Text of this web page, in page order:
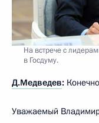
На встрече с
в Госдуму.
Д.Медведев:
Уважаемый